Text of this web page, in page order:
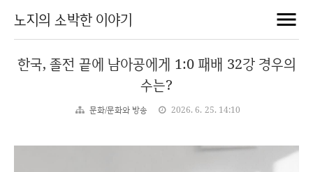
노지의 소박한 이야기
한국, 졸전 끝에 남아공에게 1:0 패배 32강 경우의
수는?
문화/문화와 방송 2026. 6. 25. 14:10